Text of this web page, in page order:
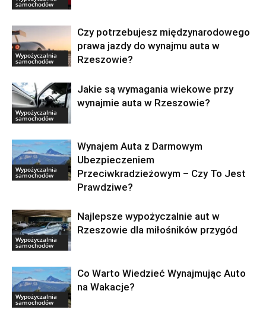
samochodów
Wypożyczalnia
samochodów
Czy potrzebujesz międzynarodowego
prawa jazdy do wynajmu auta w
Rzeszowie?
Wypożyczalnia
samochodów
Jakie są wymagania wiekowe przy
wynajmie auta w Rzeszowie?
Wypożyczalnia
samochodów
Wynajem Auta z Darmowym
Ubezpieczeniem
Przeciwkradzieżowym – Czy To Jest
Prawdziwe?
Wypożyczalnia
samochodów
Najlepsze wypożyczalnie aut w
Rzeszowie dla miłośników przygód
Wypożyczalnia
samochodów
Co Warto Wiedzieć Wynajmując Auto
na Wakacje?